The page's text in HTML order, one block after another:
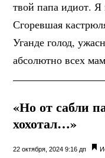
твой папа идиот.
Сгоревшая
Уганде голод,
абсолютно всех
«Но от сабли
хохотал…»
22 октября, 2024 9:16 дп